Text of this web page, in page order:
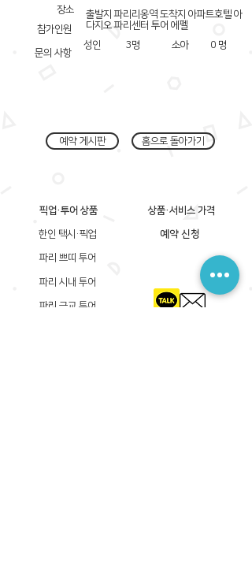
장소
참가인원
문의 사항
출발지 파리리옹역 도착지 아파트호텔 아
다지오 파리센터 투어 에펠
성인
3명 소아 0 명
예약 게시판 홈으로 돌아가기
픽업·투어 상품
한인 택시·픽업
상품·서비스 가격
예약 신청
파리 쁘띠 투어
파리 시내 투어
파리 근교 투어